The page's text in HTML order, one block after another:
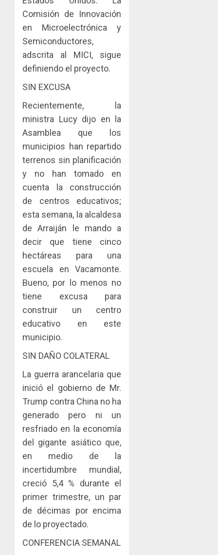
Comisión de Innovación
en Microelectrónica y
Semiconductores,
adscrita al MICI, sigue
definiendo el proyecto.
SIN EXCUSA
Recientemente, la
ministra Lucy dijo en la
Asamblea que los
municipios han repartido
terrenos sin planificación
y no han tomado en
cuenta la construcción
de centros educativos;
esta semana, la alcaldesa
de Arraiján le mando a
decir que tiene cinco
hectáreas para una
escuela en Vacamonte.
Bueno, por lo menos no
tiene excusa para
construir un centro
educativo en este
municipio.
SIN DAÑO COLATERAL
La guerra arancelaria que
inició el gobierno de Mr.
Trump contra China no ha
generado pero ni un
resfriado en la economía
del gigante asiático que,
en medio de la
incertidumbre mundial,
creció 5,4 % durante el
primer trimestre, un par
de décimas por encima
de lo proyectado.
CONFERENCIA SEMANAL